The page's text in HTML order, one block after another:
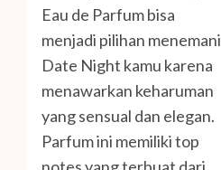
Eau de Parfum bisa
menjadi pilihan menemani
Date Night kamu karena
menawarkan keharuman
yang sensual dan elegan.
Parfum ini memiliki top